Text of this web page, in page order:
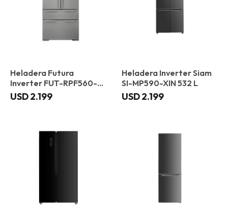
Heladera Futura
Inverter FUT-RPF560-X
519 L
USD2.199
Heladera Inverter Siam
SI-MP590-XIN 532 L
USD2.199